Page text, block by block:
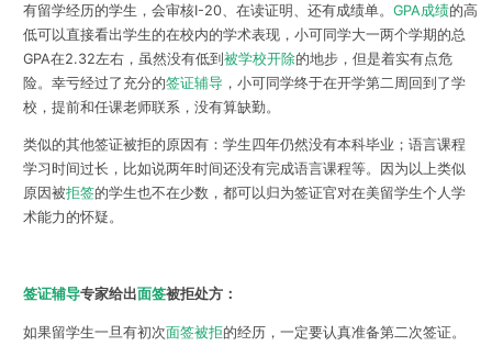
有留学经历的学生，会审核I-20、在读证明、还有成绩单。 GPA成绩的高
低可以直接看出学生的在校内的学术表现，小可同学大一两个学期的总
GPA在2.32左右，虽然没有低到被学校开除的地步，但是着实有点危
险。幸亏经过了充分的签证辅导，小可同学终于在开学第二周回到了学
校，提前和任课老师联系，没有算缺勤。
类似的其他签证被拒的原因有：学生四年仍然没有本科毕业；语言课程
学习时间过长，比如说两年时间还没有完成语言课程等。因为以上类似
原因被拒签的学生也不在少数，都可以归为签证官对在美留学生个人学
术能力的怀疑。
签证辅导专家给出面签被拒处方：
如果留学生一旦有初次面签被拒的经历，一定要认真准备第二次签证。